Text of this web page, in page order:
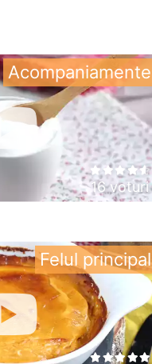
16 voturi
Acompaniamente
Felul principal